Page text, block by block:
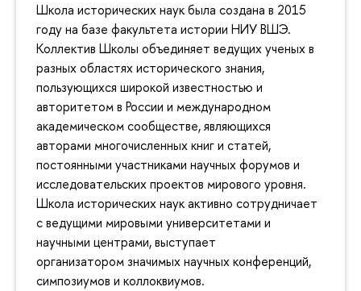
Школа исторических наук была создана в 2015
году на базе факультета истории НИУ ВШЭ.
Коллектив Школы объединяет ведущих ученых в
разных областях исторического знания,
пользующихся широкой известностью и
авторитетом в России и международном
академическом сообществе, являющихся
авторами многочисленных книг и статей,
постоянными участниками научных форумов и
исследовательских проектов мирового уровня.
Школа исторических наук активно сотрудничает
с ведущими мировыми университетами и
научными центрами, выступает
организатором значимых научных конференций,
симпозиумов и коллоквиумов.